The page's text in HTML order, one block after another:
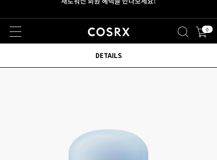
2만원 이상 무료 배송 0
DETAILS